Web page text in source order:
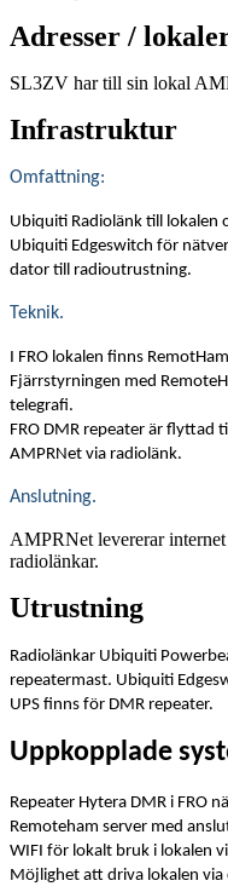
Adresser /
SL3ZV har till sin lokal
Infrastruktur
Omfattning:
Ubiquiti Radiolänk till lokalen
Ubiquiti Edgeswitch för
dator till radioutrustning.
Teknik.
I FRO lokalen finns
Fjärrstyrningen med
telegrafi.
FRO DMR repeater är flyttad
AMPRNet via radiolänk.
Anslutning.
AMPRNet levererar
radiolänkar.
Utrustning
Radiolänkar Ubiquiti
repeatermast. Ubiquiti
UPS finns för DMR repeater.
Uppkopplade
Repeater Hytera DMR i FRO
Remoteham server med
WIFI för lokalt bruk i lokalen
Möjlighet att driva lokalen